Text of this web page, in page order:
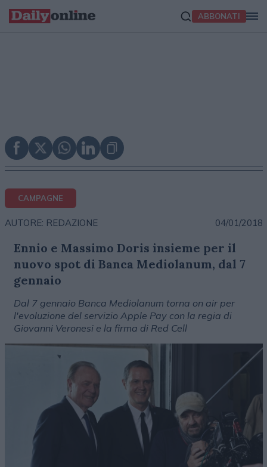
ABBONATI
CAMPAGNE
AUTORE: REDAZIONE 04/01/2018
Ennio e Massimo Doris insieme per il
nuovo spot di Banca Mediolanum, dal 7
gennaio
Dal 7 gennaio Banca Mediolanum torna on air per
l'evoluzione del servizio Apple Pay con la regia di
Giovanni Veronesi e la firma di Red Cell